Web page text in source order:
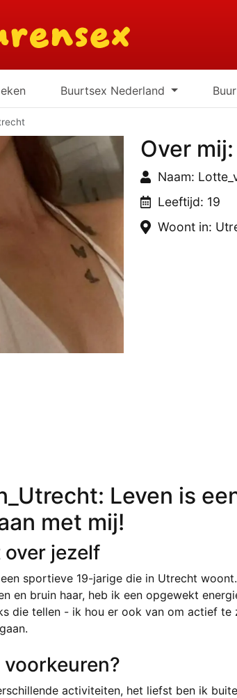
Buurtsex Nederland
Over mij:
Naam:
Leeftijd: 19
Woont in:
Leven is
met mij!
jezelf
sportieve 19-jarige die in Utrecht
en bruin haar, heb ik een opgewekt
die tellen - ik hou er ook van om actief te
activiteiten, het liefst ben ik